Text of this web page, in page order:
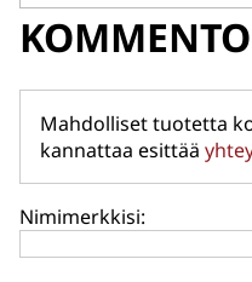
Mahdolliset tuotetta
kannattaa esittää
Nimimerkkisi: